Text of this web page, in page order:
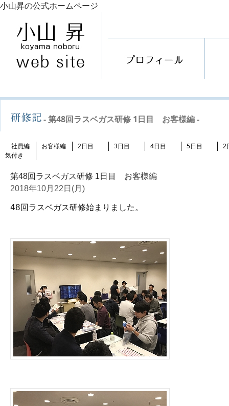
小山昇の公式ホームページ
- 第48回ラスベガス研修 1日目 お客様編 -
社員編 お客様編 2日目 3日目 4日目 5日目
2
気付き
第48回ラスベガス研修 1日目 お客様編
2018年10月22日(月)
48回ラスベガス研修始まりました。